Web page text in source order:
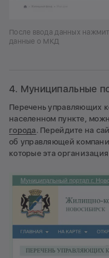
После ввода данных
данные о МКД
4. Муниципальные
Перечень управляющих
населенном пункте,
города . Перейдите на
об управляющей
которые эта